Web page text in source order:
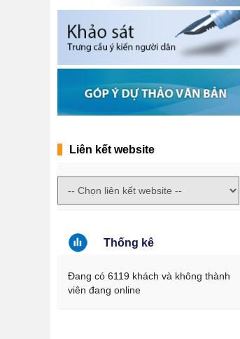
Liên kết website
Thống kê
Đang có 6119 khách và không thành
viên đang online